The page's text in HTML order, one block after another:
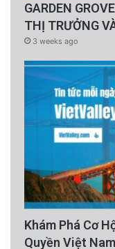
GARDEN
THỊ TRƯỞNG
3 weeks ago
Khám Phá Cơ
Quyền Việt